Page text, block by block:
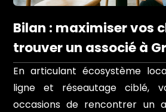
Bilan : maximiser vos
trouver un associé à
En articulant écosystème
ligne et réseautage ciblé,
occasions de rencontrer un